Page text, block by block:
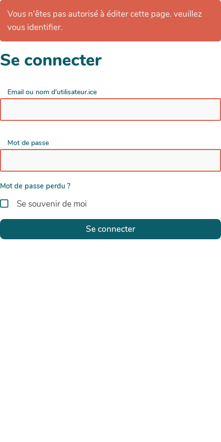
Vous n'êtes pas autorisé à éditer cette page. veuillez
vous identifier.
Se connecter
Email ou nom d'utilisateur.ice
Mot de passe
Mot de passe perdu ?
Se souvenir de moi
Se connecter